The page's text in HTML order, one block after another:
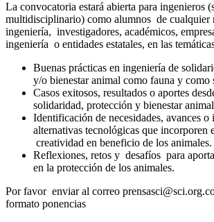
La convocatoria estará abierta para ingenieros
multidisciplinario) como alumnos de cualquier
ingeniería, investigadores, académicos,
ingeniería o entidades estatales, en las
Buenas prácticas en ingeniería de
y/o bienestar animal como fauna y como
Casos exitosos, resultados o aportes
solidaridad, protección y bienestar animal
Identificación de necesidades, avances o
alternativas tecnológicas que incorporen
creatividad en beneficio de los animales.
Reflexiones, retos y desafíos para
en la protección de los animales.
Por favor enviar al correo
formato ponencias